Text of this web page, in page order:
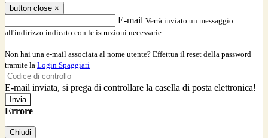
button close ×
E-mail Verrà inviato un messaggio
all'indirizzo indicato con le istruzioni necessarie.
Non hai una e-mail associata al nome utente? Effettua il reset della password
tramite la Login Spaggiari
E-mail inviata, si prega di controllare la casella di posta elettronica!
Errore
Chiudi